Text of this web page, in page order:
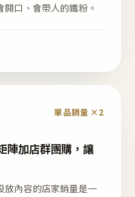
口、會帶人的鐵粉。
單品銷量 ×2
陣加店群團購，讓
放內容的店家銷量是一